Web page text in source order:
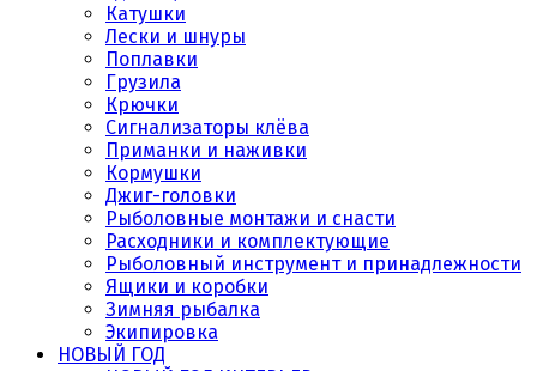
Катушки
Лески и шнуры
Поплавки
Грузила
Крючки
Сигнализаторы клёва
Приманки и наживки
Кормушки
Джиг-головки
Рыболовные монтажи и снасти
Расходники и комплектующие
Рыболовный инструмент и принадлежности
Ящики и коробки
Зимняя рыбалка
Экипировка
НОВЫЙ ГОД